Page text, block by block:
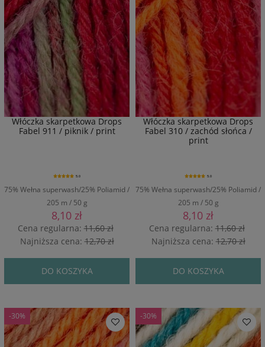
Włóczka skarpetkowa Drops
Fabel 911 / piknik / print
75% Wełna superwash/25% Poliamid /
205 m / 50 g
5.0
8,10 zł
Cena regularna:11,60 zł
Najniższa cena:12,70 zł
DO KOSZYKA
Włóczka skarpetkowa Drops
Fabel 310 / zachód słońca /
print
75% Wełna superwash/25% Poliamid /
205 m / 50 g
5.0
8,10 zł
Cena regularna:11,60 zł
Najniższa cena:12,70 zł
DO KOSZYKA
-30% -30%